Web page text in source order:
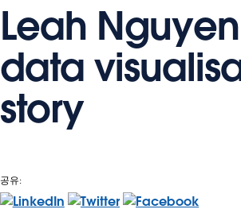
Leah
data
story​
공유: